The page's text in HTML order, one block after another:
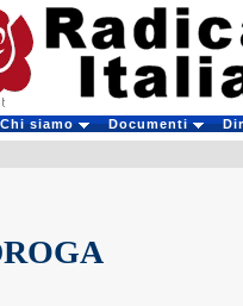
Chi siamo Documenti